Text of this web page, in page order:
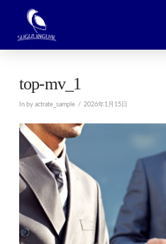
top-mv_1
In by actrate_sample 2026年1月15日